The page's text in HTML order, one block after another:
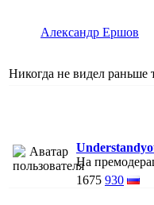
Александр Ершов
Никогда не видел раньше
На
1675 930